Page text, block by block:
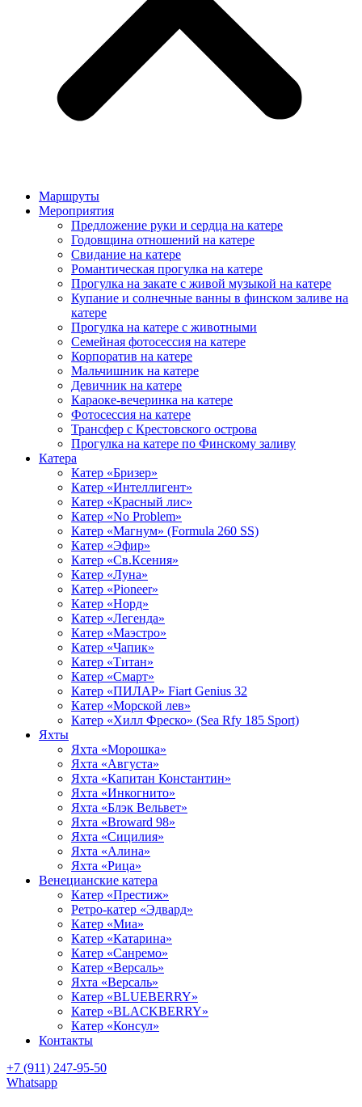
Маршруты
Мероприятия
Предложение руки и сердца на катере
Годовщина отношений на катере
Свидание на катере
Романтическая прогулка на катере
Прогулка на закате с живой музыкой на катере
Купание и солнечные ванны в финском заливе на
катере
Прогулка на катере с животными
Семейная фотосессия на катере
Корпоратив на катере
Мальчишник на катере
Девичник на катере
Караоке-вечеринка на катере
Фотосессия на катере
Трансфер с Крестовского острова
Прогулка на катере по Финскому заливу
Катера
Катер «Бризер»
Катер «Интеллигент»
Катер «Красный лис»
Катер «No Problem»
Катер «Магнум» (Formula 260 SS)
Катер «Эфир»
Катер «Св.Ксения»
Катер «Луна»
Катер «Pioneer»
Катер «Норд»
Катер «Легенда»
Катер «Маэстро»
Катер «Чапик»
Катер «Титан»
Катер «Смарт»
Катер «ПИЛАР» Fiart Genius 32
Катер «Морской лев»
Катер «Хилл Фреско» (Sea Rfy 185 Sport)
Яхты
Яхта «Морошка»
Яхта «Августа»
Яхта «Капитан Константин»
Яхта «Инкогнито»
Яхта «Блэк Вельвет»
Яхта «Broward 98»
Яхта «Сицилия»
Яхта «Алина»
Яхта «Рица»
Венецианские катера
Катер «Престиж»
Ретро-катер «Эдвард»
Катер «Миа»
Катер «Катарина»
Катер «Санремо»
Катер «Версаль»
Яхта «Версаль»
Катер «BLUEBERRY»
Катер «BLACKBERRY»
Катер «Консул»
Контакты
+7 (911) 247-95-50
Whatsapp